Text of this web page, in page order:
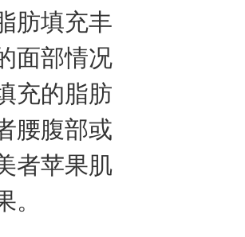
肪填充丰
面部情况
充的脂肪
腰腹部或
者苹果肌